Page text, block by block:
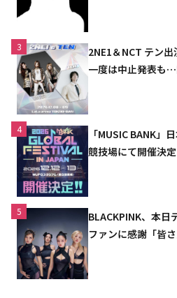
3
2NE1＆NCT テン出
一度は中止発表も…
4
「MUSIC BANK」
競技場にて開催決
5
BLACKPINK、本日
ファンに感謝「皆